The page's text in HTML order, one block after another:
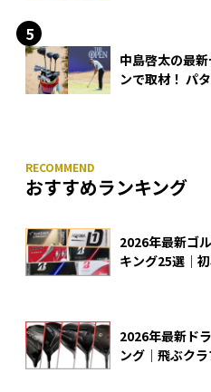
中島啓太の最
ンで取材！ パ
おすすめランキング
2026年最新ゴ
キング25選｜
2026年最新ド
ング｜飛ぶク